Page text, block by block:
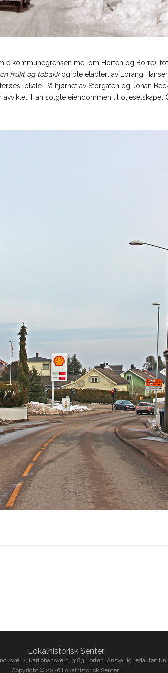
kommunegrensen mellom Horten og Borre),
frukt og tobakkog ble etablert av Lorang
lokale. På hjørnet av Storgaten og Johan
Han solgte eiendommen til
Lokalhistorisk Senter
2, Karljohansvern, 3183 Horten. Ansvarlig redaktør:
Copyright © 2026 Lokalhistorisk Senter.